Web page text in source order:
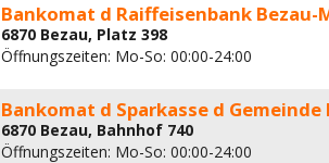
Bankomat d Raiffeisenbank Bezau-
6870 Bezau, Platz 398
Öffnungszeiten: Mo-So: 00:00-24:00
Bankomat d Sparkasse d Gemeinde
6870 Bezau, Bahnhof 740
Öffnungszeiten: Mo-So: 00:00-24:00